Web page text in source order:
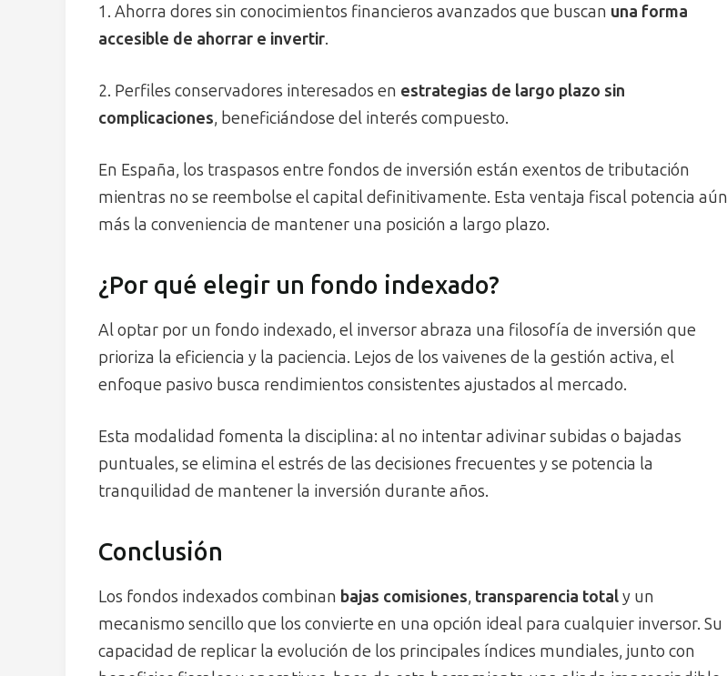
1. Ahorra dores sin conocimientos financieros avanzados que buscan una forma
accesible de ahorrar e invertir.
2. Perfiles conservadores interesados en estrategias de largo plazo sin
complicaciones, beneficiándose del interés compuesto.
En España, los traspasos entre fondos de inversión están exentos de tributación
mientras no se reembolse el capital definitivamente. Esta ventaja fiscal potencia aún
más la conveniencia de mantener una posición a largo plazo.
¿Por qué elegir un fondo indexado?
Al optar por un fondo indexado, el inversor abraza una filosofía de inversión que
prioriza la eficiencia y la paciencia. Lejos de los vaivenes de la gestión activa, el
enfoque pasivo busca rendimientos consistentes ajustados al mercado.
Esta modalidad fomenta la disciplina: al no intentar adivinar subidas o bajadas
puntuales, se elimina el estrés de las decisiones frecuentes y se potencia la
tranquilidad de mantener la inversión durante años.
Conclusión
Los fondos indexados combinan bajas comisiones, transparencia totaly un
mecanismo sencillo que los convierte en una opción ideal para cualquier inversor. Su
capacidad de replicar la evolución de los principales índices mundiales, junto con